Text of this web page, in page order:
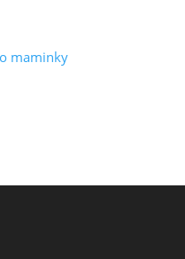
maminky